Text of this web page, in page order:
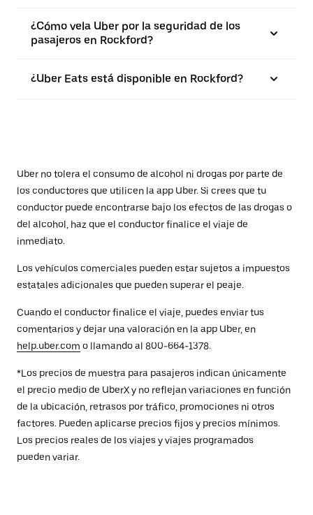
¿Cómo vela Uber por la seguridad de los
pasajeros en Rockford?
¿Uber Eats está disponible en Rockford?
Uber no tolera el consumo de alcohol ni drogas por parte de
los conductores que utilicen la app Uber. Si crees que tu
conductor puede encontrarse bajo los efectos de las drogas o
del alcohol, haz que el conductor finalice el viaje de
inmediato.
Los vehículos comerciales pueden estar sujetos a impuestos
estatales adicionales que pueden superar el peaje.
Cuando el conductor finalice el viaje, puedes enviar tus
comentarios y dejar una valoración en la app Uber, en
help.uber.com o llamando al 800-664-1378.
*Los precios de muestra para pasajeros indican únicamente
el precio medio de UberX y no reflejan variaciones en función
de la ubicación, retrasos por tráfico, promociones ni otros
factores. Pueden aplicarse precios fijos y precios mínimos.
Los precios reales de los viajes y viajes programados
pueden variar.